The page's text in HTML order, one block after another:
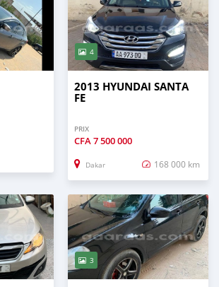
4
2013 HYUNDAI SANTA
FE
PRIX
CFA7 500 000
Dakar 168 000 km
3